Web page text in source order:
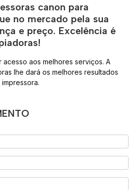
canon para
no mercado pela sua
e preço. Excelência é
acesso aos melhores serviços. A
lhe dará os melhores resultados